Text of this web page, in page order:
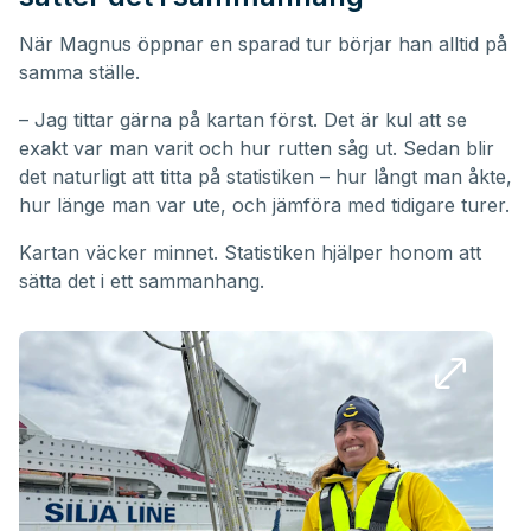
När Magnus öppnar en sparad tur börjar han alltid på
samma ställe.
– Jag tittar gärna på kartan först. Det är kul att se
exakt var man varit och hur rutten såg ut. Sedan blir
det naturligt att titta på statistiken – hur långt man åkte,
hur länge man var ute, och jämföra med tidigare turer.
Kartan väcker minnet. Statistiken hjälper honom att
sätta det i ett sammanhang.